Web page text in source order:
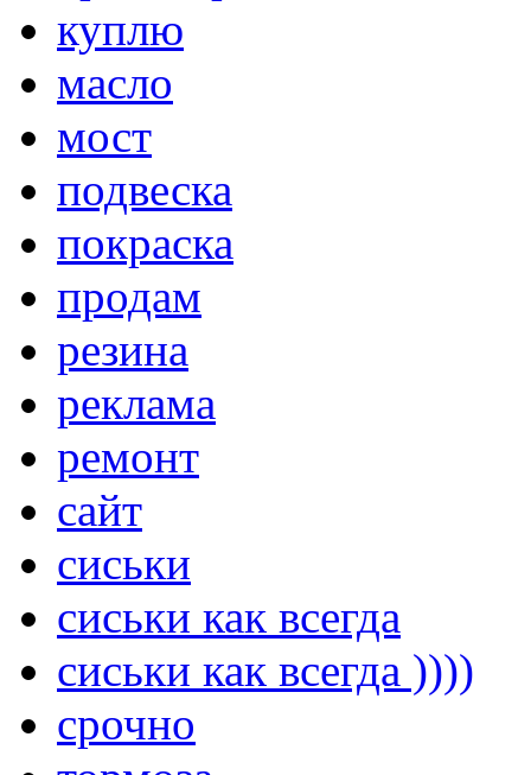
куплю
масло
мост
подвеска
покраска
продам
резина
реклама
ремонт
сайт
сиськи
сиськи как всегда
сиськи как всегда ))))
срочно